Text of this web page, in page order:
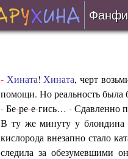
- Хината! Хината, черт
помощи. Но реальность была
-Бе-ре-е-гись… -Сдавленно
В ту же минуту у блондина
кислорода внезапно стало
следила за обезумевшими